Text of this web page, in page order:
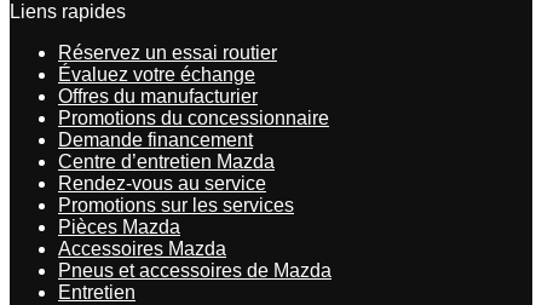
Liens rapides
Réservez un essai routier
Évaluez votre échange
Offres du manufacturier
Promotions du concessionnaire
Demande financement
Centre d’entretien Mazda
Rendez-vous au service
Promotions sur les services
Pièces Mazda
Accessoires Mazda
Pneus et accessoires de Mazda
Entretien